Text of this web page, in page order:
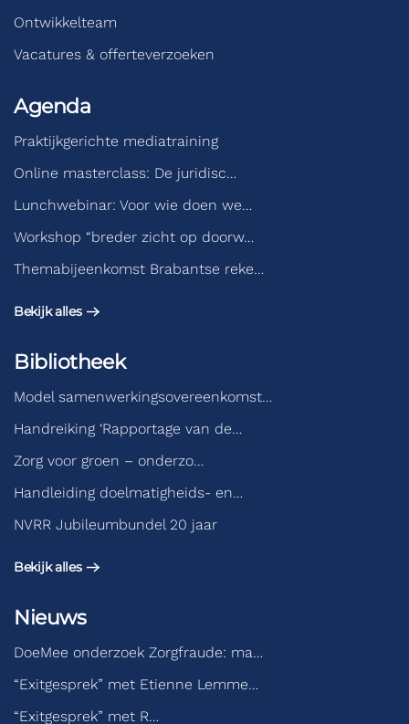
Ontwikkelteam
Vacatures & offerteverzoeken
Agenda
Praktijkgerichte mediatraining
Online masterclass: De juridisc…
Lunchwebinar: Voor wie doen we…
Workshop “breder zicht op doorw…
Themabijeenkomst Brabantse reke…
Bekijk alles
Bibliotheek
Model samenwerkingsovereenkomst…
Handreiking ‘Rapportage van de…
Zorg voor groen – onderzo…
Handleiding doelmatigheids- en…
NVRR Jubileumbundel 20 jaar
Bekijk alles
Nieuws
DoeMee onderzoek Zorgfraude: ma…
“Exitgesprek” met Etienne Lemme…
“Exitgesprek” met R…